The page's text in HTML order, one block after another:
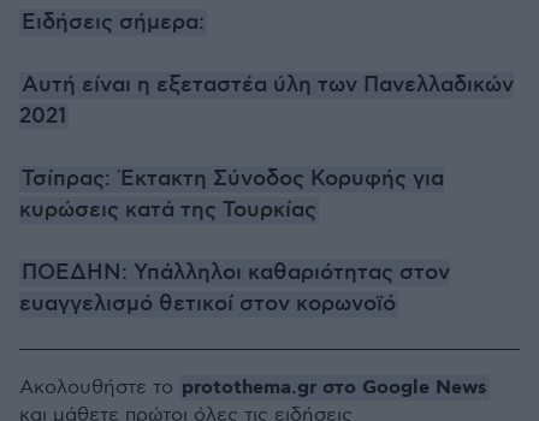
Ειδήσεις σήμερα:
Αυτή είναι η εξεταστέα ύλη των Πανελλαδικών
2021
Τσίπρας: Έκτακτη Σύνοδος Κορυφής για
κυρώσεις κατά της Τουρκίας
ΠΟΕΔΗΝ: Υπάλληλοι καθαριότητας στον
ευαγγελισμό θετικοί στον κορωνοϊό
Ακολουθήστε το protothema.gr στο Google News
και μάθετε πρώτοι όλες τις ειδήσεις